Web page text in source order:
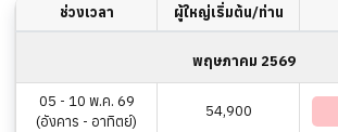
ช่วงเวลา ผู้ใหญ่เริ่มต้น/ท่าน
พฤษภาคม 2569
05 - 10 พ.ค. 69
(อังคาร - อาทิตย์)
54,900